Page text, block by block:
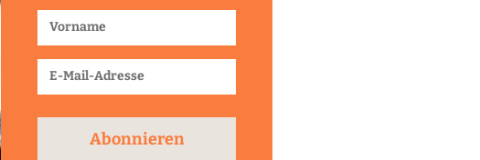
Abonnieren